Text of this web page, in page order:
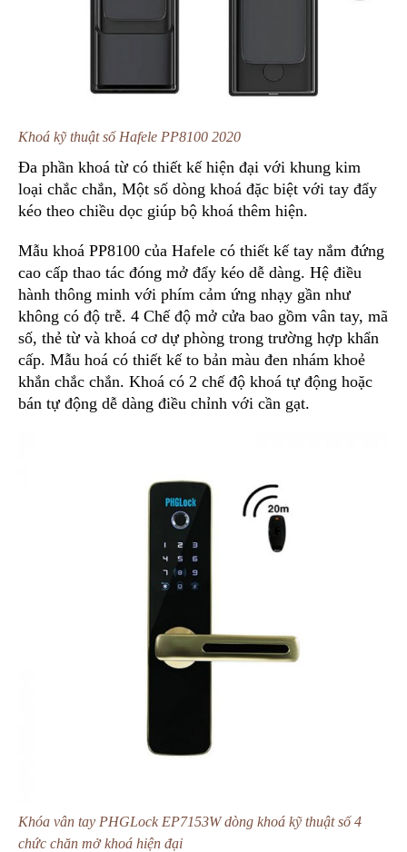
Khoá kỹ thuật số Hafele PP8100 2020
Đa phần khoá từ có thiết kế hiện đại với khung kim
loại chắc chắn, Một số dòng khoá đặc biệt với tay đẩy
kéo theo chiều dọc giúp bộ khoá thêm hiện.
Mẫu khoá PP8100 của Hafele có thiết kế tay nắm đứng
cao cấp thao tác đóng mở đẩy kéo dễ dàng. Hệ điều
hành thông minh với phím cảm ứng nhạy gần như
không có độ trễ. 4 Chế độ mở cửa bao gồm vân tay, mã
số, thẻ từ và khoá cơ dự phòng trong trường hợp khẩn
cấp. Mẫu hoá có thiết kế to bản màu đen nhám khoẻ
khắn chắc chắn. Khoá có 2 chế độ khoá tự động hoặc
bán tự động dễ dàng điều chỉnh với cần gạt.
Khóa vân tay PHGLock EP7153W dòng khoá kỹ thuật số 4
chức chăn mở khoá hiện đại